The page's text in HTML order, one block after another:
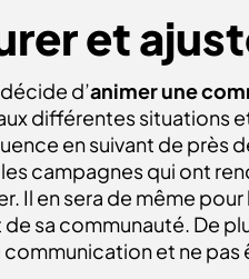
et
d’animer une
différentes situations
en suivant de près
les campagnes qui ont
Il en sera de même
sa communauté. De
communication et ne